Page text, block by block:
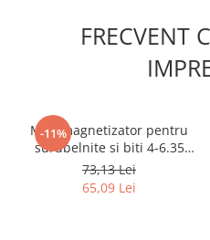
FRECVENT
-11%
Mini magnetizator pentru
surubelnite si biti 4-6.35
mm ENGINEER DR-29Y set 3
buc
73,13 Lei
65,09 Lei